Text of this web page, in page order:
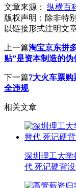
文章来源：
纵横百
版权声明： 除非特
以链接形式注明文
上一篇淘宝京东拼
贴”是资本制造的伪
下一篇7大火车票
全违规
相关文章
深圳理工大
代 死记硬背没